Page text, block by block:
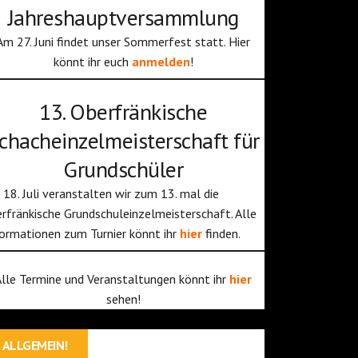
Jahreshauptversammlung
27. Juni findet unser Sommerfest statt. Hier
könnt ihr euch anmelden!
13. Oberfränkische
für
Grundschüler
18. Juli veranstalten wir zum 13. mal die
Grundschuleinzelmeisterschaft. Alle
zum Turnier könnt ihr hier finden.
Termine und Veranstaltungen könnt ihr hier
sehen!
ALLGEMEIN!